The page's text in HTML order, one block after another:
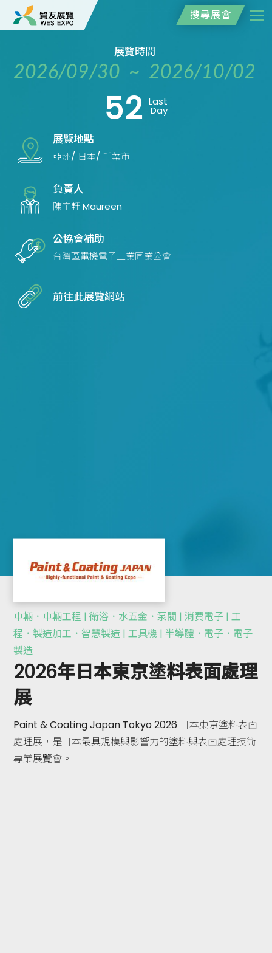
搜尋展會
展覽時間
2026/09/30 ~ 2026/10/02
52 Last
Day
展覽地點
亞洲/ 日本/ 千葉市
負責人
陳宇軒 Maureen
公協會補助
台灣區電機電子工業同業公會
前往此展覽網站
車輛．車輛工程 | 衛浴．水五金．泵閥 | 消費電子 | 工
程．製造加工．智慧製造 | 工具機 | 半導體．電子．電子
製造
2026年日本東京塗料表面處理
展
Paint & Coating Japan Tokyo 2026 日本東京塗料表面
處理展，是日本最具規模與影響力的塗料與表面處理技術
專業展覽會。